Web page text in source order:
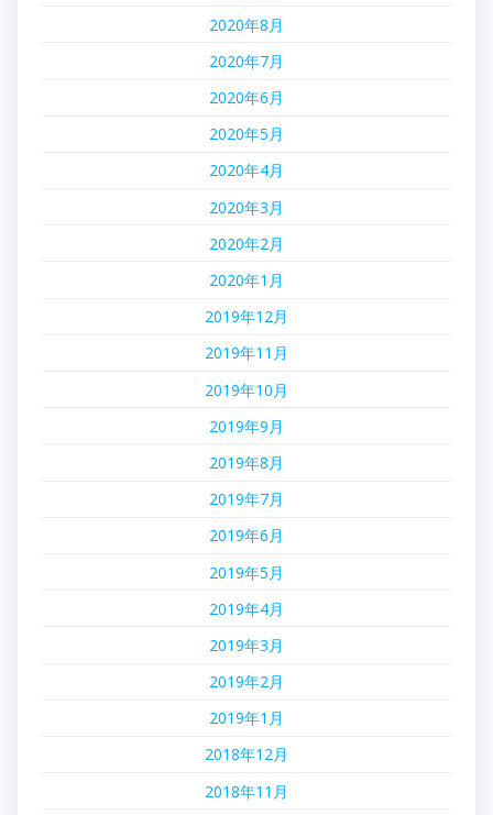
2020年8月
2020年7月
2020年6月
2020年5月
2020年4月
2020年3月
2020年2月
2020年1月
2019年12月
2019年11月
2019年10月
2019年9月
2019年8月
2019年7月
2019年6月
2019年5月
2019年4月
2019年3月
2019年2月
2019年1月
2018年12月
2018年11月